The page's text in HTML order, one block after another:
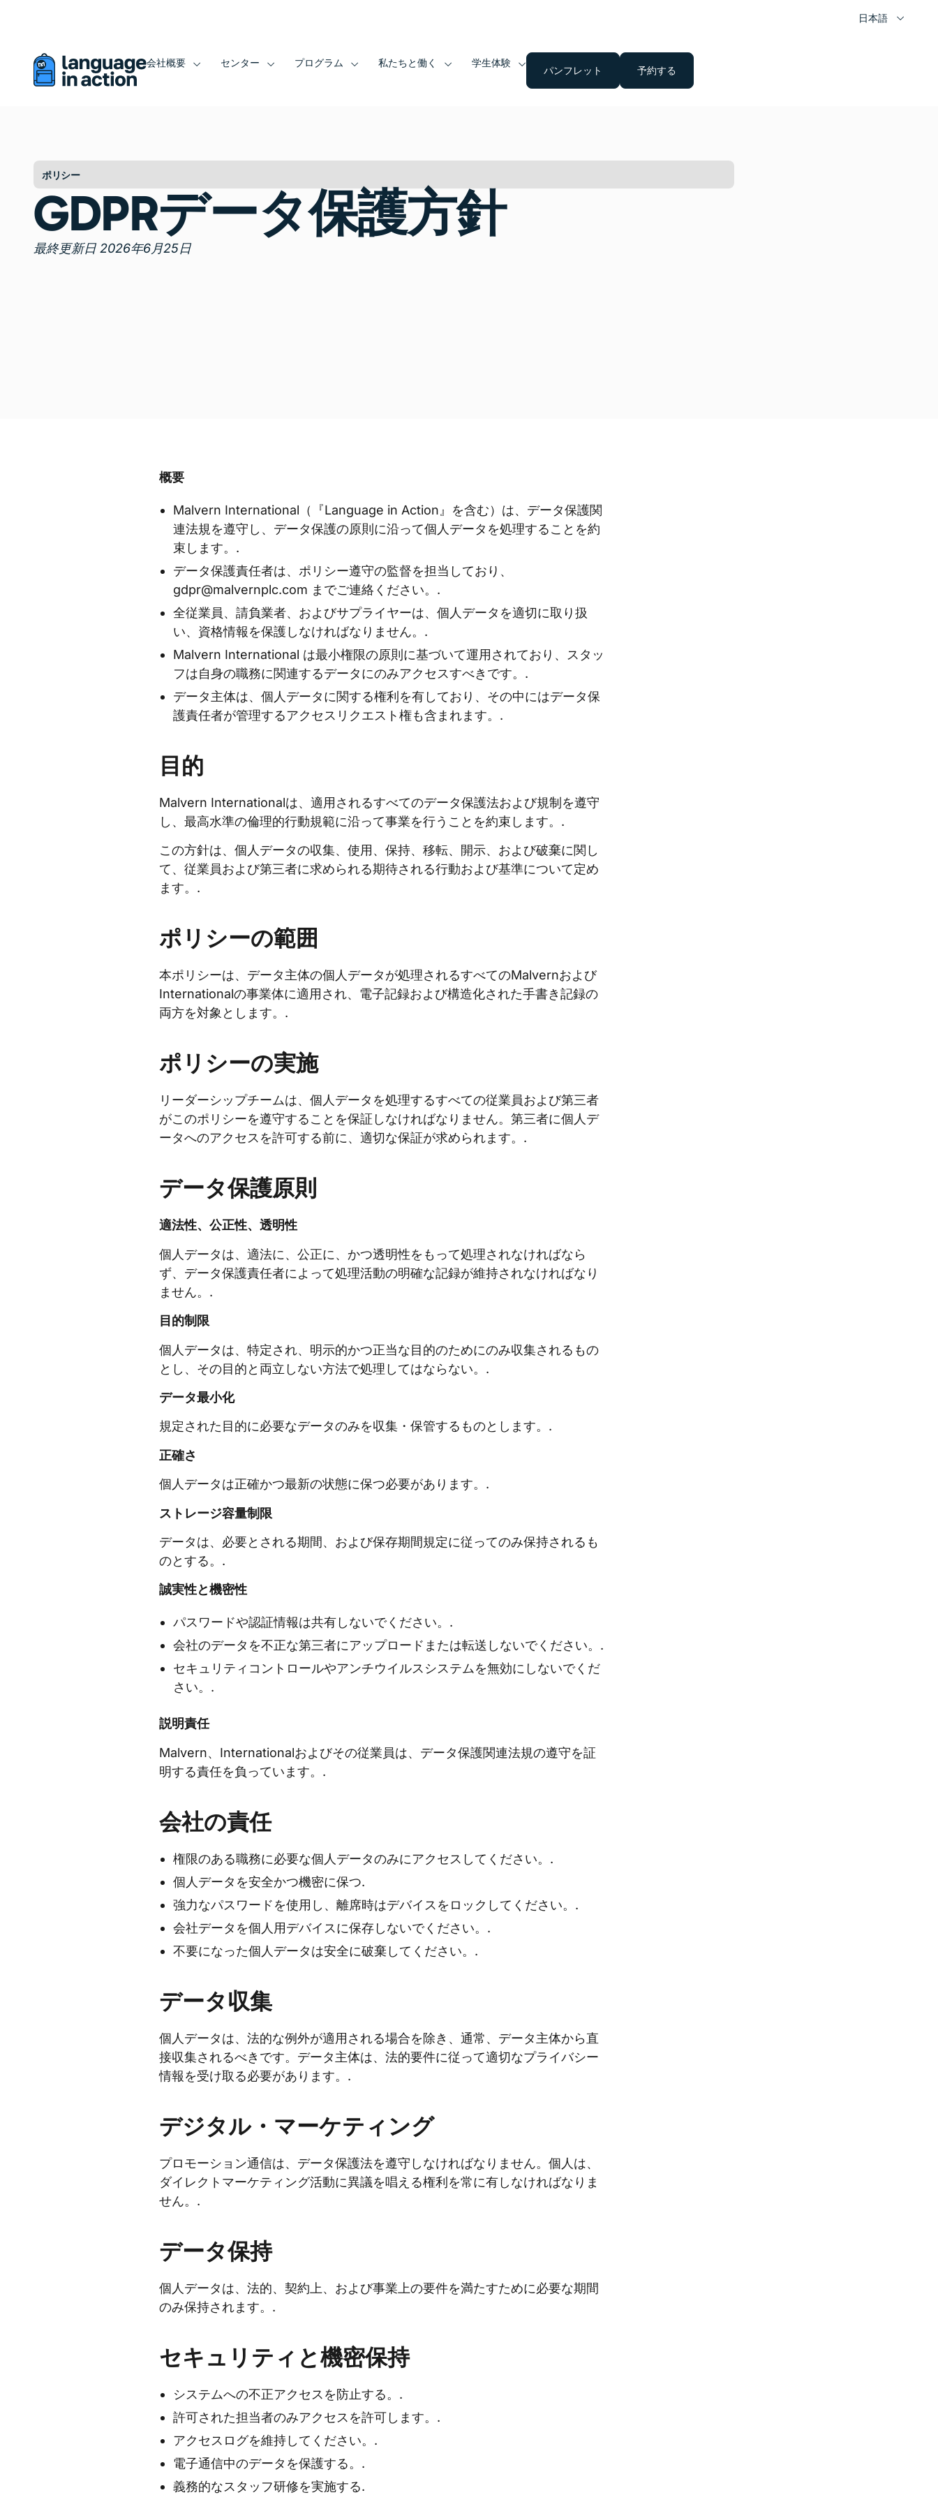
日本語
会社概要 センター プログラム 私たちと働く 学生体験
パンフレット 予約する
ポリシー
GDPRデータ保護方針
最終更新日 2026年6月25日
概要
Malvern International（『Language in Action』を含む）は、データ保護関
連法規を遵守し、データ保護の原則に沿って個人データを処理することを約
束します。.
データ保護責任者は、ポリシー遵守の監督を担当しており、
gdpr@malvernplc.com までご連絡ください。.
全従業員、請負業者、およびサプライヤーは、個人データを適切に取り扱
い、資格情報を保護しなければなりません。.
Malvern International は最小権限の原則に基づいて運用されており、スタッ
フは自身の職務に関連するデータにのみアクセスすべきです。.
データ主体は、個人データに関する権利を有しており、その中にはデータ保
護責任者が管理するアクセスリクエスト権も含まれます。.
目的
Malvern Internationalは、適用されるすべてのデータ保護法および規制を遵守
し、最高水準の倫理的行動規範に沿って事業を行うことを約束します。.
この方針は、個人データの収集、使用、保持、移転、開示、および破棄に関し
て、従業員および第三者に求められる期待される行動および基準について定め
ます。.
ポリシーの範囲
本ポリシーは、データ主体の個人データが処理されるすべてのMalvernおよび
Internationalの事業体に適用され、電子記録および構造化された手書き記録の
両方を対象とします。.
ポリシーの実施
リーダーシップチームは、個人データを処理するすべての従業員および第三者
がこのポリシーを遵守することを保証しなければなりません。第三者に個人デ
ータへのアクセスを許可する前に、適切な保証が求められます。.
データ保護原則
適法性、公正性、透明性
個人データは、適法に、公正に、かつ透明性をもって処理されなければなら
ず、データ保護責任者によって処理活動の明確な記録が維持されなければなり
ません。.
目的制限
個人データは、特定され、明示的かつ正当な目的のためにのみ収集されるもの
とし、その目的と両立しない方法で処理してはならない。.
データ最小化
規定された目的に必要なデータのみを収集・保管するものとします。.
正確さ
個人データは正確かつ最新の状態に保つ必要があります。.
ストレージ容量制限
データは、必要とされる期間、および保存期間規定に従ってのみ保持されるも
のとする。.
誠実性と機密性
パスワードや認証情報は共有しないでください。.
会社のデータを不正な第三者にアップロードまたは転送しないでください。.
セキュリティコントロールやアンチウイルスシステムを無効にしないでくだ
さい。.
説明責任
Malvern、Internationalおよびその従業員は、データ保護関連法規の遵守を証
明する責任を負っています。.
会社の責任
権限のある職務に必要な個人データのみにアクセスしてください。.
個人データを安全かつ機密に保つ.
強力なパスワードを使用し、離席時はデバイスをロックしてください。.
会社データを個人用デバイスに保存しないでください。.
不要になった個人データは安全に破棄してください。.
データ収集
個人データは、法的な例外が適用される場合を除き、通常、データ主体から直
接収集されるべきです。データ主体は、法的要件に従って適切なプライバシー
情報を受け取る必要があります。.
デジタル・マーケティング
プロモーション通信は、データ保護法を遵守しなければなりません。個人は、
ダイレクトマーケティング活動に異議を唱える権利を常に有しなければなりま
せん。.
データ保持
個人データは、法的、契約上、および事業上の要件を満たすために必要な期間
のみ保持されます。.
セキュリティと機密保持
システムへの不正アクセスを防止する。.
許可された担当者のみアクセスを許可します。.
アクセスログを維持してください。.
電子通信中のデータを保護する。.
義務的なスタッフ研修を実施する.